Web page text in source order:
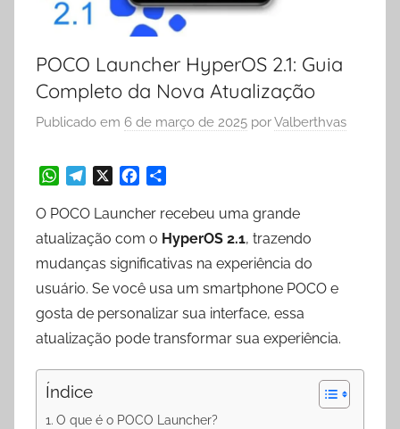
POCO Launcher HyperOS 2.1: Guia
Completo da Nova Atualização
Publicado em 6 de março de 2025 porValberthvas
h
a
s
A
p
p
e
l
g
r
a
m
a
c
b
o
o
k
h
a
e
O POCO Launcher recebeu uma grande
atualização com o HyperOS 2.1, trazendo
mudanças significativas na experiência do
usuário. Se você usa um smartphone POCO e
gosta de personalizar sua interface, essa
atualização pode transformar sua experiência.
Índice
O que é o POCO Launcher?